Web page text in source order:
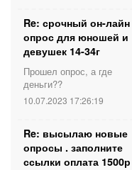
Re: срочный он-лайн
опрос для юношей и
девушек 14-34г
Прошел опрос, а где
деньги??
10.07.2023 17:26:19
Re: высылаю новые
опросы . заполните
ссылки оплата 1500р